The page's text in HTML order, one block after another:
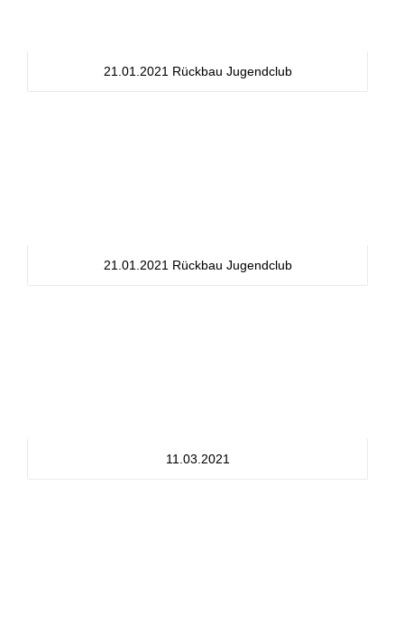
21.01.2021 Rückbau Jugendclub
21.01.2021 Rückbau Jugendclub
11.03.2021